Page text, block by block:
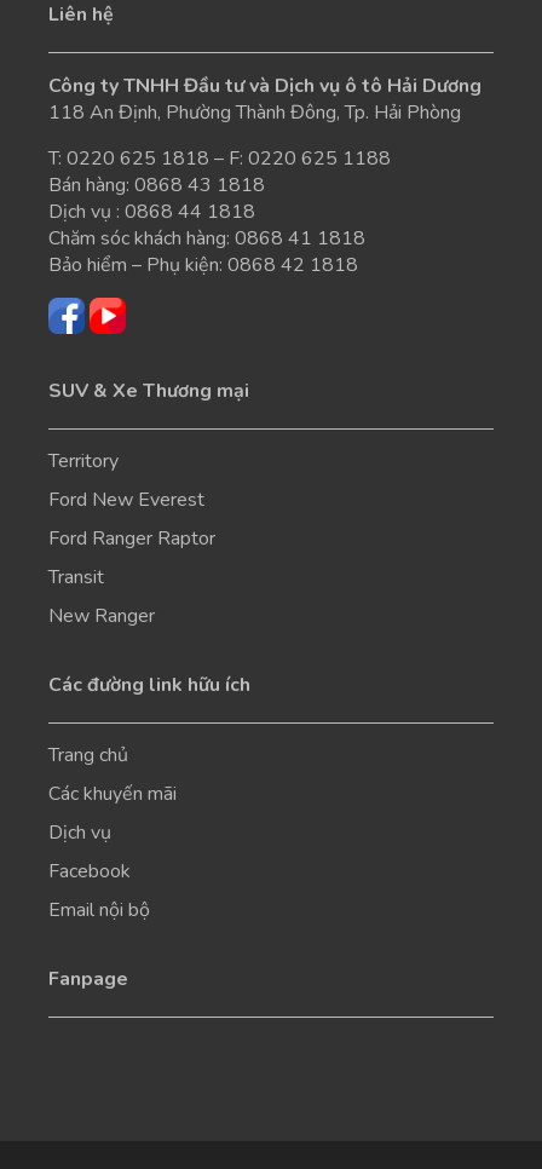
Liên hệ
Công ty TNHH Đầu tư và Dịch vụ ô tô Hải Dương
118 An Định, Phường Thành Đông, Tp. Hải Phòng
T: 0220 625 1818 – F: 0220 625 1188
Bán hàng: 0868 43 1818
Dịch vụ : 0868 44 1818
Chăm sóc khách hàng: 0868 41 1818
Bảo hiểm – Phụ kiện: 0868 42 1818
SUV & Xe Thương mại
Territory
Ford New Everest
Ford Ranger Raptor
Transit
New Ranger
Các đường link hữu ích
Trang chủ
Các khuyến mãi
Dịch vụ
Facebook
Email nội bộ
Fanpage